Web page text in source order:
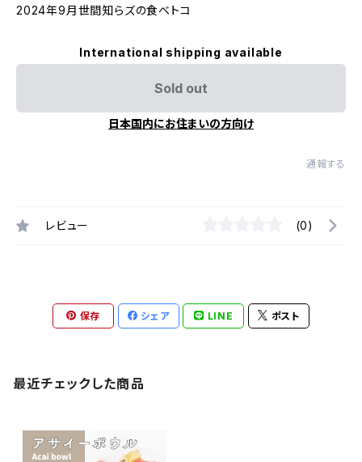
2024年9月世間知らズの食べトコ
International shipping available
Sold out
日本国内にお住まいの方向け
通報する
レビュー (0)
保存 シェア LINE ポスト
最近チェックした商品